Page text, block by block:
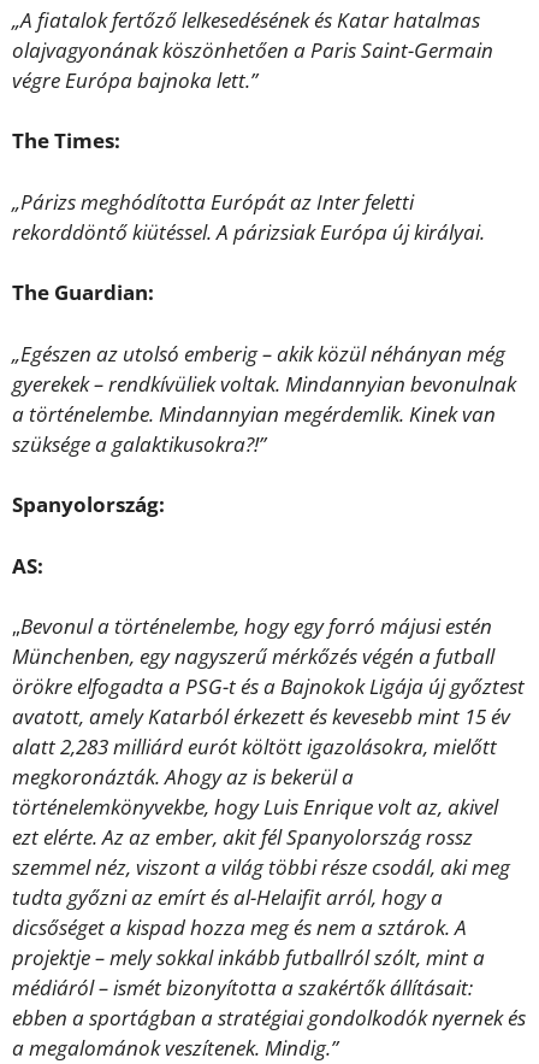
„A fiatalok fertőző lelkesedésének és Katar hatalmas
olajvagyonának köszönhetően a Paris Saint-Germain
végre Európa bajnoka lett.”
The Times:
„Párizs meghódította Európát az Inter feletti
rekorddöntő kiütéssel. A párizsiak Európa új királyai.
The Guardian:
„Egészen az utolsó emberig – akik közül néhányan még
gyerekek – rendkívüliek voltak. Mindannyian bevonulnak
a történelembe. Mindannyian megérdemlik. Kinek van
szüksége a galaktikusokra?!”
Spanyolország:
AS:
„Bevonul a történelembe, hogy egy forró májusi estén
Münchenben, egy nagyszerű mérkőzés végén a futball
örökre elfogadta a PSG-t és a Bajnokok Ligája új győztest
avatott, amely Katarból érkezett és kevesebb mint 15 év
alatt 2,283 milliárd eurót költött igazolásokra, mielőtt
megkoronázták. Ahogy az is bekerül a
történelemkönyvekbe, hogy Luis Enrique volt az, akivel
ezt elérte. Az az ember, akit fél Spanyolország rossz
szemmel néz, viszont a világ többi része csodál, aki meg
tudta győzni az emírt és al-Helaifit arról, hogy a
dicsőséget a kispad hozza meg és nem a sztárok. A
projektje – mely sokkal inkább futballról szólt, mint a
médiáról – ismét bizonyította a szakértők állításait:
ebben a sportágban a stratégiai gondolkodók nyernek és
a megalománok veszítenek. Mindig.”